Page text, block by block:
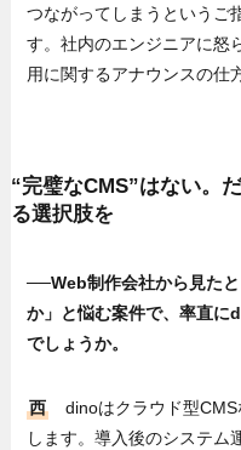
つながってしまうというご
す。社内のエンジニアに怒
用に関するアナウンスの仕
“完璧なCMS”はない。
る選択肢を
──Web制作会社から見た
か」と悩む案件で、率直に
でしょうか。
西
dinoはクラウド型CMS
します。導入後のシステム